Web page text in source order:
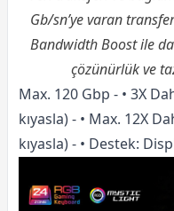
Gb/sn’ye varan
Bandwidth Boost ile
çözünürlük ve
Max. 120 Gbp - • 3X
kıyasla) - • Max. 12X
kıyasla) - • Destek: